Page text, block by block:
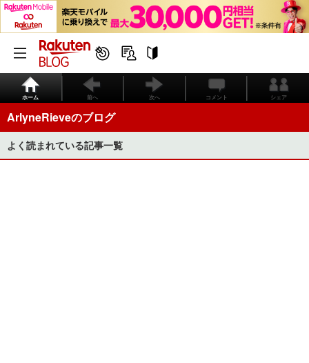
ホーム 前へ 次へ コメント シェア
ArlyneRieveのブログ
よく読まれている記事一覧